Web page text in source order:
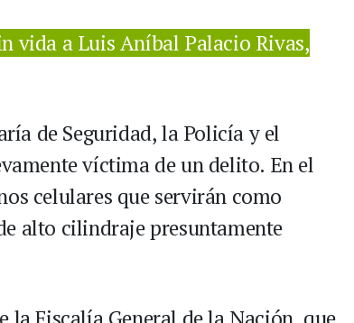
vida a Luis Aníbal Palacio Rivas,
de Seguridad, la Policía y el
víctima de un delito. En el
celulares que servirán como
alto cilindraje presuntamente